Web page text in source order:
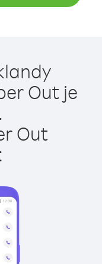
Out je
Out